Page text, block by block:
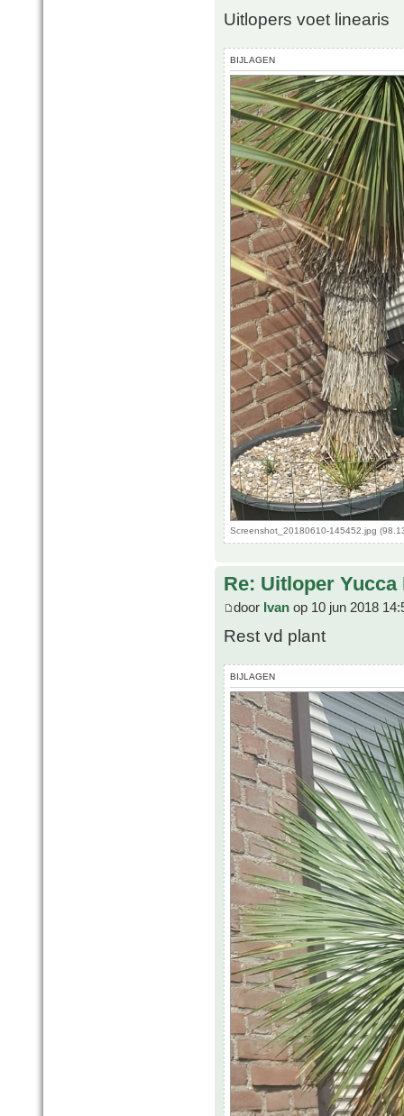
Uitlopers voet linearis
BIJLAGEN
Screenshot_20180610-145452.jpg
Re: Uitloper
door Ivan op 10 jun 2018
Rest vd plant
BIJLAGEN